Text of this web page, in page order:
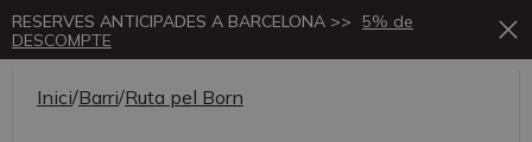
RESERVES ANTICIPADES A BARCELONA >> 5% de
DESCOMPTE
Inici/Barri/Ruta pel Born